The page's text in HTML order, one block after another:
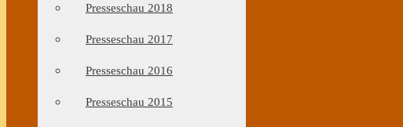
Presseschau 2018
Presseschau 2017
Presseschau 2016
Presseschau 2015